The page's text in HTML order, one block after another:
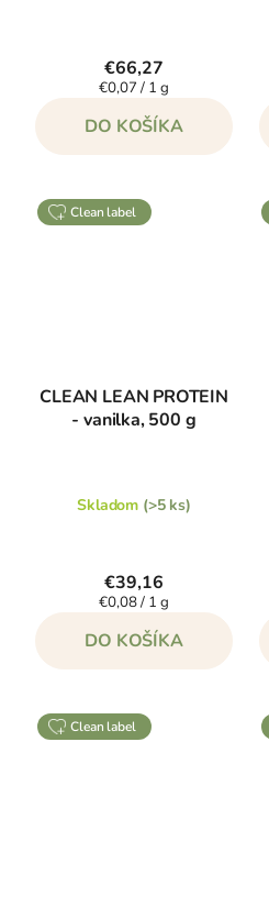
€66,27
Jednotková
€0,07 / 1 g
DO KOŠÍKA
clean label
CLEAN LEAN PROTEIN
- vanilka, 500 g
Skladom (>5 ks)
€39,16
Jednotková
€0,08 / 1 g
DO KOŠÍKA
clean label